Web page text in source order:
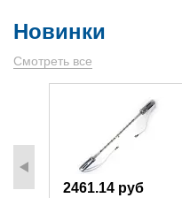
Новинки
Смотреть все
2461.14 руб